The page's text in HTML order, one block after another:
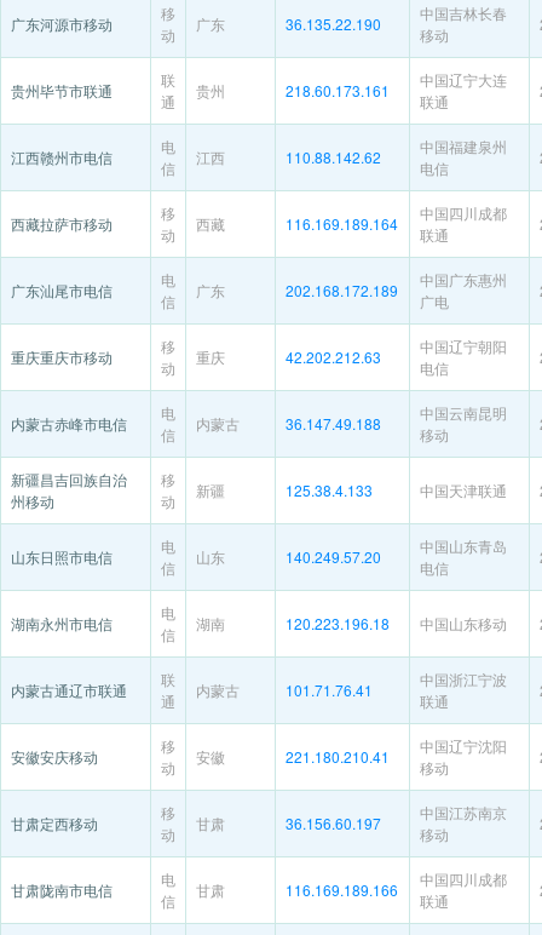
广东河源市移动
移
动
广东 36.135.22.190
中国吉林长春
移动
贵州毕节市联通
联
通
贵州 218.60.173.161
中国辽宁大连
联通
江西赣州市电信
电
信
江西 110.88.142.62
中国福建泉州
电信
西藏拉萨市移动
移
动
西藏 116.169.189.164
中国四川成都
联通
广东汕尾市电信
电
信
广东 202.168.172.189
中国广东惠州
广电
重庆重庆市移动
移
动
重庆 42.202.212.63
中国辽宁朝阳
电信
内蒙古赤峰市电信
电
信
内蒙古 36.147.49.188
中国云南昆明
移动
新疆昌吉回族自治
州移动
移
动
新疆 125.38.4.133 中国天津联通
山东日照市电信
电
信
山东 140.249.57.20
中国山东青岛
电信
湖南永州市电信
电
信
湖南 120.223.196.18 中国山东移动
内蒙古通辽市联通
联
通
内蒙古 101.71.76.41
中国浙江宁波
联通
安徽安庆移动
移
动
安徽 221.180.210.41
中国辽宁沈阳
移动
甘肃定西移动
移
动
甘肃 36.156.60.197
中国江苏南京
移动
甘肃陇南市电信
电
信
甘肃 116.169.189.166
中国四川成都
联通